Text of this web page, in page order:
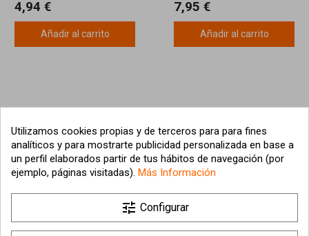
4,94 €
Añadir al carrito
7,95 €
Añadir al carrito
Utilizamos cookies propias y de terceros para para fines
analíticos y para mostrarte publicidad personalizada en base a
un perfil elaborados partir de tus hábitos de navegación (por
ejemplo, páginas visitadas). Más Información
tune Configurar